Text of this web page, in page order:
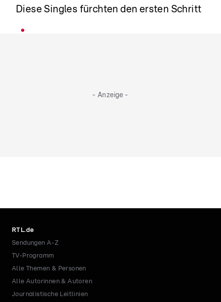
Diese Singles fürchten den ersten Schritt
- Anzeige -
RTL.de
Sendungen A-Z
TV-Programm
Alle Themen & Personen
Alle Autorinnen & Autoren
Journalistische Leitlinien